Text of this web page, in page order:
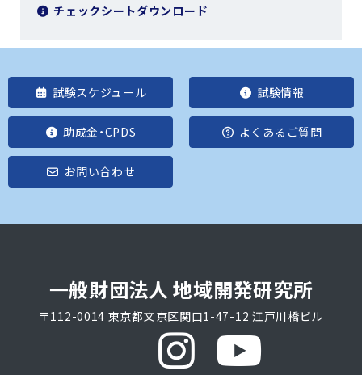
チェックシートダウンロード
試験スケジュール 試験情報
助成金・CPDS よくあるご質問
お問い合わせ
一般財団法人 地域開発研究所
〒112-0014 東京都文京区関口1-47-12 江戸川橋ビル